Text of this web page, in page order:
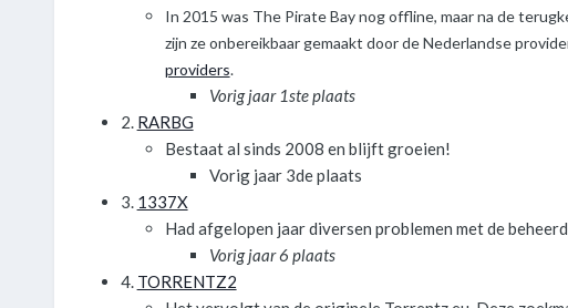
In 2015 was The Pirate Bay nog offline, maar na de
zijn ze onbereikbaar gemaakt door de Nederlandse
providers.
Vorig jaar 1ste plaats
2. RARBG
Bestaat al sinds 2008 en blijft groeien!
Vorig jaar 3de plaats
3. 1337X
Had afgelopen jaar diversen problemen met de
Vorig jaar 6 plaats
4. TORRENTZ2